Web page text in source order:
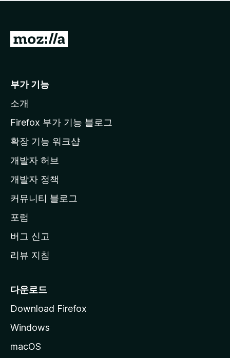
점
습
니
M
l
a
페
이
지
이
동
부가 기능
소개
Firefox 부가 기능 블로그
확장 기능 워크샵
개발자 허브
개발자 정책
커뮤니티 블로그
포럼
버그 신고
리뷰 지침
다운로드
Download Firefox
Windows
macOS